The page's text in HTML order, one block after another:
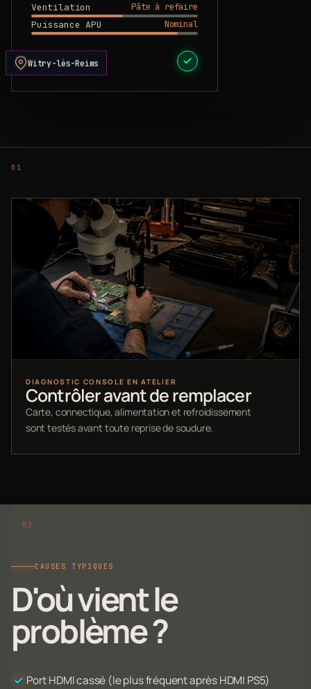
Ventilation
Pâte à refaire
Puissance APU
Nominal
DEVIS PRÊT
Witry-lès-Reims
DIAGNOSTIC CONSOLE EN ATELIER
Contrôler avant de remplacer
Carte, connectique, alimentation et refroidissement
sont testés avant toute reprise de soudure.
CAUSES TYPIQUES
D'où vient le
problème ?
Port HDMI cassé (le plus fréquent après HDMI PS5)